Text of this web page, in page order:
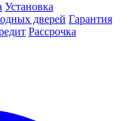
Установка
дверей Гарантия
Рассрочка